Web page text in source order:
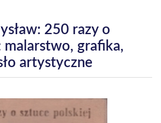
250 razy o
malarstwo, grafika,
artystyczne